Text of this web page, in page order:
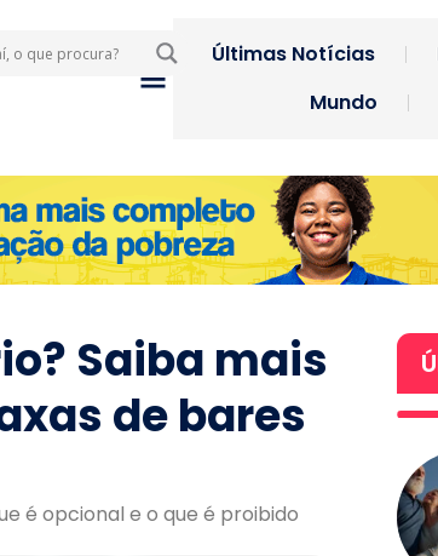
Últimas Notícias
Mundo
Saiba mais
de bares
é opcional e o que é proibido